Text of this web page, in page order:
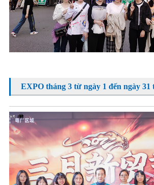
EXPO tháng 3 từ ngày 1 đến ngày 31